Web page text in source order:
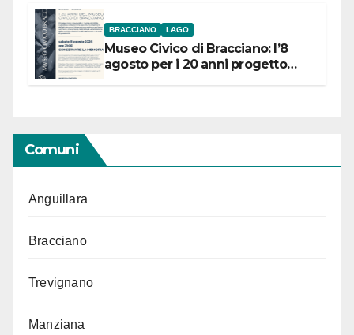
BRACCIANO LAGO
Museo Civico di Bracciano: l’8
agosto per i 20 anni progetto
Comuni
Anguillara
Bracciano
Trevignano
Manziana